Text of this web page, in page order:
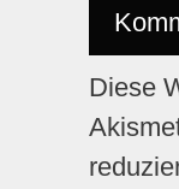
Diese